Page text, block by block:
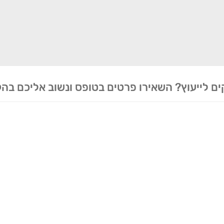
לייעוץ? השאירו פרטים בטופס ונשוב אליכם